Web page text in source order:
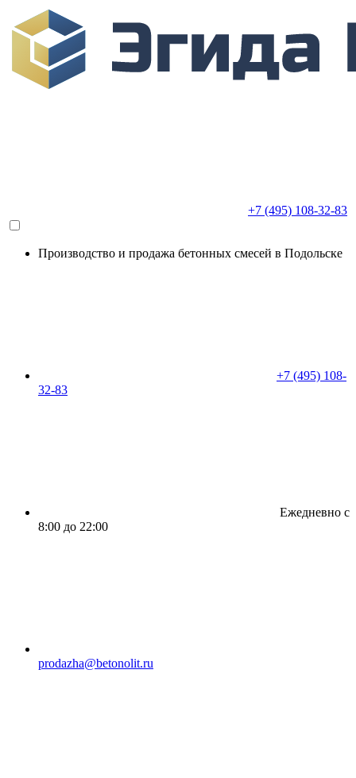
+7 (495) 108-32-83
Производство и продажа бетонных смесей в Подольске
+7 (495) 108-
32-83
Ежедневно с
8:00 до 22:00
prodazha@betonolit.ru